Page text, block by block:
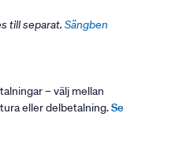
till separat. Sängben
– välj mellan
eller delbetalning.Se